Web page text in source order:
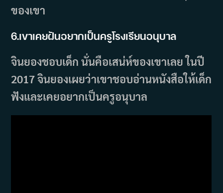
ของเขา
6.เขาเคยฝันอยากเป็นครูโรงเรียนอนุบาล
จินยองชอบเด็ก นั่นคือเสน่ห์ของเขาเลย ในปี
2017 จินยองเผยว่าเขาชอบอ่านหนังสือให้เด็ก
ฟังและเคยอยากเป็นครูอนุบาล